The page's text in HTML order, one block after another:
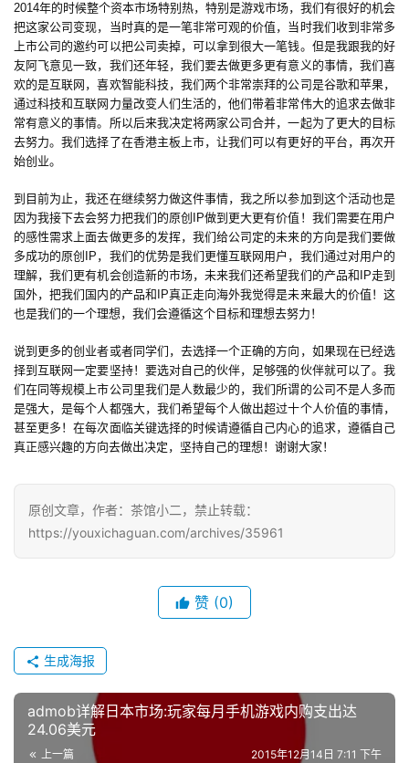
接
会
上
海
站
中
文
(
中
国
2014年的时候整个资本市场特别热，特别是游戏市场，我们有很好的机会
把这家公司变现，当时真的是一笔非常可观的价值，当时我们收到非常多
上市公司的邀约可以把公司卖掉，可以拿到很大一笔钱。但是我跟我的好
友阿飞意见一致，我们还年轻，我们要去做更多更有意义的事情，我们喜
欢的是互联网，喜欢智能科技，我们两个非常崇拜的公司是谷歌和苹果，
通过科技和互联网力量改变人们生活的，他们带着非常伟大的追求去做非
常有意义的事情。所以后来我决定将两家公司合并，一起为了更大的目标
去努力。我们选择了在香港主板上市，让我们可以有更好的平台，再次开
始创业。
到目前为止，我还在继续努力做这件事情，我之所以参加到这个活动也是
因为我接下去会努力把我们的原创IP做到更大更有价值！我们需要在用户
的感性需求上面去做更多的发挥，我们给公司定的未来的方向是我们要做
多成功的原创IP，我们的优势是我们更懂互联网用户，我们通过对用户的
理解，我们更有机会创造新的市场，未来我们还希望我们的产品和IP走到
国外，把我们国内的产品和IP真正走向海外我觉得是未来最大的价值！这
也是我们的一个理想，我们会遵循这个目标和理想去努力！
说到更多的创业者或者同学们，去选择一个正确的方向，如果现在已经选
择到互联网一定要坚持！要选对自己的伙伴，足够强的伙伴就可以了。我
们在同等规模上市公司里我们是人数最少的，我们所谓的公司不是人多而
是强大，是每个人都强大，我们希望每个人做出超过十个人价值的事情，
甚至更多！在每次面临关键选择的时候请遵循自己内心的追求，遵循自己
真正感兴趣的方向去做出决定，坚持自己的理想！谢谢大家！
原创文章，作者：茶馆小二，禁止转载：
https://youxichaguan.com/archives/35961
赞 (0)
生成海报
admob详解日本市场:玩家每月手机游戏内购支出达
24.06美元
上一篇 2015年12月14日 7:11 下午